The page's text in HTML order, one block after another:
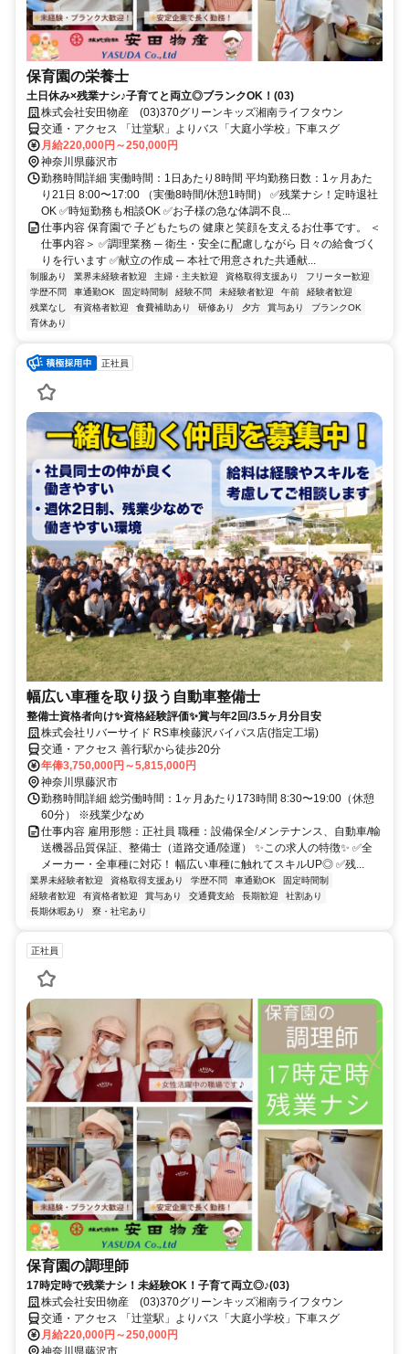
保育園の栄養士
土日休み×残業ナシ♪子育てと両立◎ブランクOK！(03)
株式会社安田物産 (03)370グリーンキッズ湘南ライフタウン
交通・アクセス 「辻堂駅」よりバス「大庭小学校」下車スグ
月給220,000円～250,000円
神奈川県藤沢市
勤務時間詳細 実働時間：1日あたり8時間 平均勤務日数：1ヶ月あた
り21日 8:00〜17:00 （実働8時間/休憩1時間） ✅残業ナシ！定時退社
OK ✅時短勤務も相談OK ✅お子様の急な体調不良...
仕事内容 保育園で 子どもたちの 健康と笑顔を支えるお仕事です。 ＜
仕事内容＞ ✅調理業務 ─ 衛生・安全に配慮しながら 日々の給食づく
りを行います ✅献立の作成 ─ 本社で用意された共通献...
制服あり 業界未経験者歓迎 主婦・主夫歓迎 資格取得支援あり
フリーター歓迎
学歴不問
車通勤OK 固定時間制 経験不問 未経験者歓迎 午前
経験者歓迎
残業なし
有資格者歓迎 食費補助あり 研修あり 夕方 賞与あり
ブランクOK
育休あり
正社員
幅広い車種を取り扱う自動車整備士
整備士資格者向け✨資格経験評価✨賞与年2回/3.5ヶ月分目安
株式会社リバーサイド RS車検藤沢バイパス店(指定工場)
交通・アクセス 善行駅から徒歩20分
年俸3,750,000円～5,815,000円
神奈川県藤沢市
勤務時間詳細 総労働時間：1ヶ月あたり173時間 8:30〜19:00（休憩
60分） ※残業少なめ
仕事内容 雇用形態：正社員 職種：設備保全/メンテナンス、自動車/輸
送機器品質保証、整備士（道路交通/陸運） ✨この求人の特徴✨ ✅全
メーカー・全車種に対応！ 幅広い車種に触れてスキルUP◎ ✅残...
業界未経験者歓迎 資格取得支援あり 学歴不問 車通勤OK
固定時間制
経験者歓迎
有資格者歓迎 賞与あり 交通費支給 長期歓迎
社割あり
長期休暇あり
寮・社宅あり
正社員
保育園の調理師
17時定時で残業ナシ！未経験OK！子育て両立◎♪(03)
株式会社安田物産 (03)370グリーンキッズ湘南ライフタウン
交通・アクセス 「辻堂駅」よりバス「大庭小学校」下車スグ
月給220,000円～250,000円
神奈川県藤沢市